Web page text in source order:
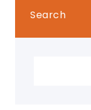
Search